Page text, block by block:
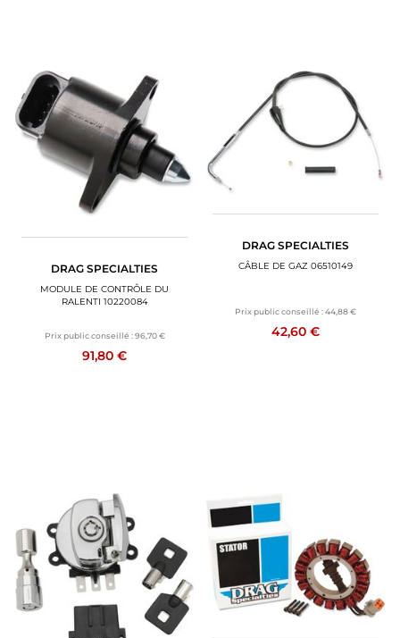
DRAG SPECIALTIES
MODULE DE CONTRÔLE DU
RALENTI 10220084
Prix public conseillé : 96,70 €
91,80 €
DRAG SPECIALTIES
CÂBLE DE GAZ 06510149
Prix public conseillé :44,88 €
42,60 €